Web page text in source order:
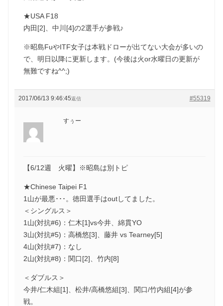
★USA F18
内田[2]、中川[4]の2選手が参戦♪
※昭島FuやITF女子は本戦ドローが出てない大会が多いの
で、明日以降に更新します。(今後は火or水曜日の更新が
無難ですね^^;)
2017/06/13 9:46:45 #55319
返信
すぅー
【6/12週 火曜】※昭島は別トピ
★Chinese Taipei F1
1山が最悪･･･。徳田選手はoutしてました。
＜シングルス＞
1山(対抗#6)：仁木[1]vs今井、綿貫YO
3山(対抗#5)：高橋悠[3]、藤井 vs Tearney[5]
4山(対抗#7)：なし
2山(対抗#8)：関口[2]、竹内[8]
＜ダブルス＞
今井/仁木組[1]、松井/高橋悠組[3]、関口/竹内組[4]が参
戦。